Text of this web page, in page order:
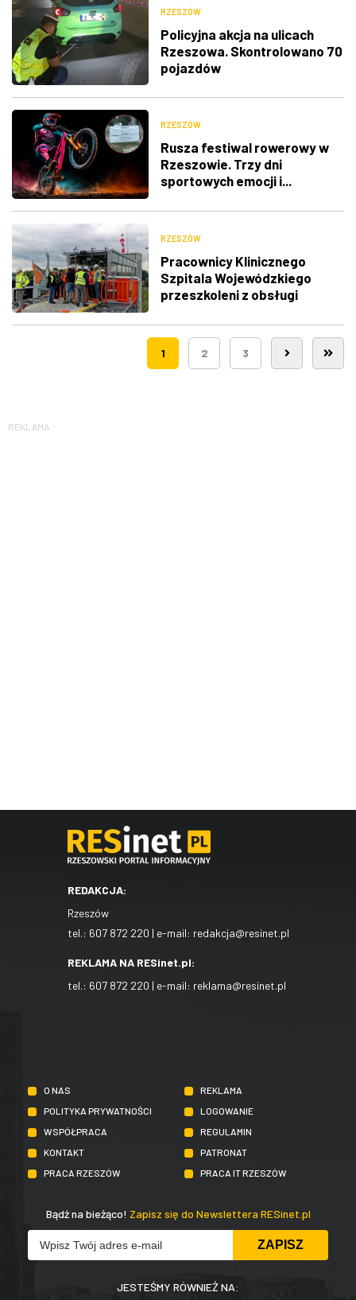
RZESZÓW
Policyjna akcja na ulicach
Rzeszowa. Skontrolowano 70
pojazdów
RZESZÓW
Rusza festiwal rowerowy w
Rzeszowie. Trzy dni
sportowych emocji i...
RZESZÓW
Pracownicy Klinicznego
Szpitala Wojewódzkiego
przeszkoleni z obsługi
śmigłowców LPR
1 2 3
REKLAMA
REDAKCJA:
Rzeszów
tel.: 607 872 220 | e-mail: redakcja@resinet.pl
REKLAMA NA RESinet.pl:
tel.: 607 872 220 | e-mail: reklama@resinet.pl
O NAS
REKLAMA
POLITYKA PRYWATNOŚCI
LOGOWANIE
WSPÓŁPRACA
REGULAMIN
KONTAKT
PATRONAT
PRACA RZESZÓW
PRACA IT RZESZÓW
Bądź na bieżąco! Zapisz się do Newslettera RESinet.pl
JESTEŚMY RÓWNIEŻ NA: